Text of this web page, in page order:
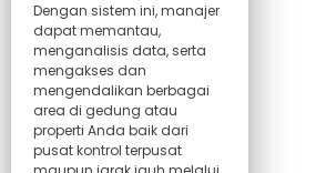
Dengan sistem ini, manajer
dapat memantau,
menganalisis data, serta
mengakses dan
mengendalikan berbagai
area di gedung atau
properti Anda baik dari
pusat kontrol terpusat